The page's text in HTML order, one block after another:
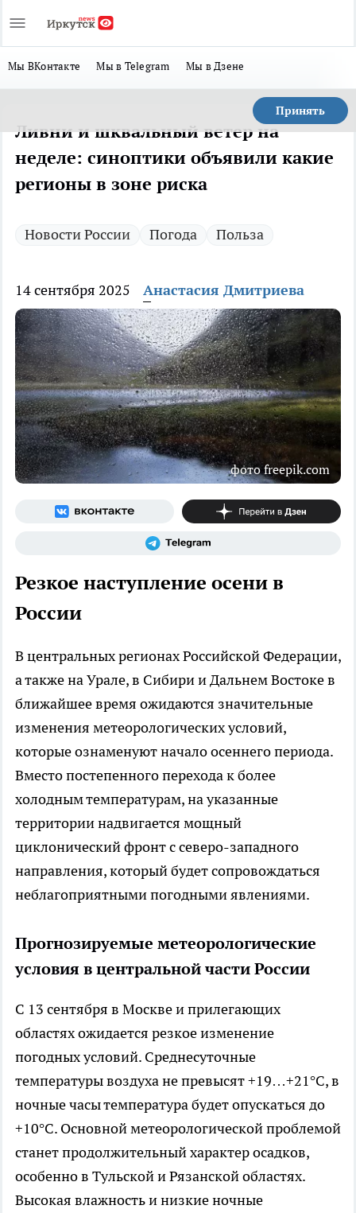
Мы ВКонтакте Мы в Telegram Мы в Дзене
Принять
Ливни и шквальный ветер на
неделе: синоптики объявили какие
регионы в зоне риска
Новости России Погода Польза
14 сентября 2025 Анастасия Дмитриева
фото freepik.com
Резкое наступление осени в
России
В центральных регионах Российской Федерации,
а также на Урале, в Сибири и Дальнем Востоке в
ближайшее время ожидаются значительные
изменения метеорологических условий,
которые ознаменуют начало осеннего периода.
Вместо постепенного перехода к более
холодным температурам, на указанные
территории надвигается мощный
циклонический фронт с северо-западного
направления, который будет сопровождаться
неблагоприятными погодными явлениями.
Прогнозируемые метеорологические
условия в центральной части России
С 13 сентября в Москве и прилегающих
областях ожидается резкое изменение
погодных условий. Среднесуточные
температуры воздуха не превысят +19…+21°C, в
ночные часы температура будет опускаться до
+10°C. Основной метеорологической проблемой
станет продолжительный характер осадков,
особенно в Тульской и Рязанской областях.
Высокая влажность и низкие ночные